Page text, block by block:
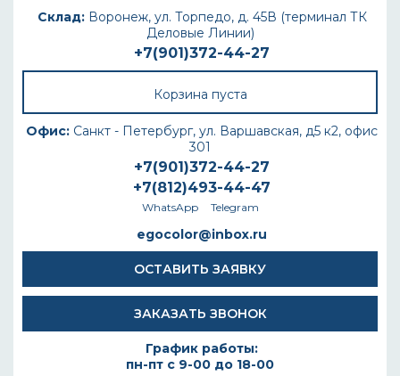
Склад:Воронеж, ул. Торпедо, д. 45В (терминал ТК
Деловые Линии)
+7(901)372-44-27
Корзина пуста
Офис: Санкт - Петербург, ул. Варшавская, д5 к2, офис
301
+7(901)372-44-27
+7(812)493-44-47
WhatsApp Telegram
egocolor@inbox.ru
ОСТАВИТЬ ЗАЯВКУ
ЗАКАЗАТЬ ЗВОНОК
График работы:
пн-пт с 9-00 до 18-00